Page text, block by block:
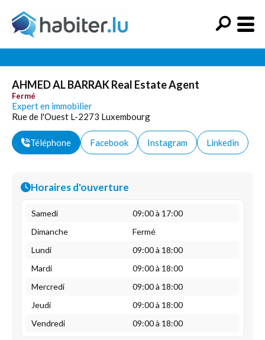
AHMED AL BARRAK Real Estate Agent
Fermé
Expert en immobilier
Rue de l'Ouest L-2273 Luxembourg
Téléphone Facebook Instagram Linkedin
Horaires d'ouverture
Samedi
09:00 à 17:00
Dimanche
Fermé
Lundi
09:00 à 18:00
Mardi
09:00 à 18:00
Mercredi
09:00 à 18:00
Jeudi
09:00 à 18:00
Vendredi
09:00 à 18:00